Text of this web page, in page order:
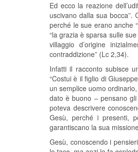
Ed ecco la reazione
uscivano dalla sua bocca”.
perché le sue erano anche
“la grazia è sparsa sulle
villaggio d’origine
contraddizione” (Lc 2,34).
Infatti il racconto subisce
“Costui è il figlio di
un semplice uomo
dato è buono – pensano
poteva descrivere
Gesù, perché i presenti,
garantiscano la sua
Gesù, conoscendo i